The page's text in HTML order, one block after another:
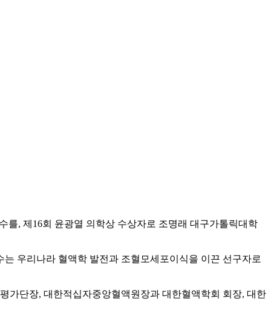
, 제16회 윤광열 의학상 수상자로 조명래 대구가톨릭대학
우리나라 혈액학 발전과 조혈모세포이식을 이끈 선구자로
가단장, 대한적십자중앙혈액원장과 대한혈액학회 회장, 대한